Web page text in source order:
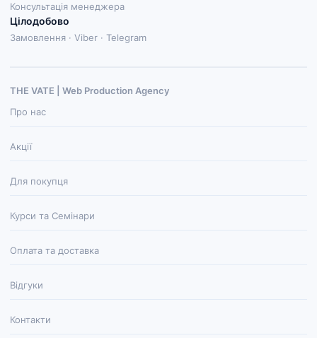
Консультація менеджера
Цілодобово
Замовлення · Viber · Telegram
THE VATE | Web Production Agenсy
Про нас
Акції
Для покупця
Курси та Семінари
Оплата та доставка
Відгуки
Контакти